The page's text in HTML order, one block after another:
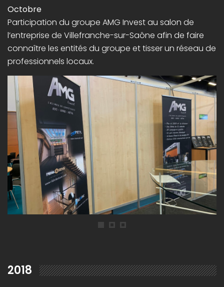
Octobre
Participation du groupe AMG Invest au salon de
l’entreprise de Villefranche-sur-Saône afin de faire
connaître les entités du groupe et tisser un réseau de
professionnels locaux.
2018